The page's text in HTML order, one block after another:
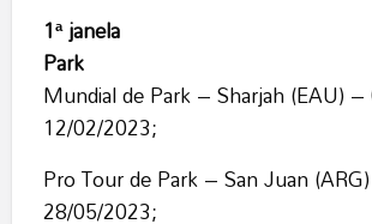
1ª janela
Park
Mundial de Park – Sharjah (EAU)
12/02/2023;
Pro Tour de Park – San Juan
28/05/2023;